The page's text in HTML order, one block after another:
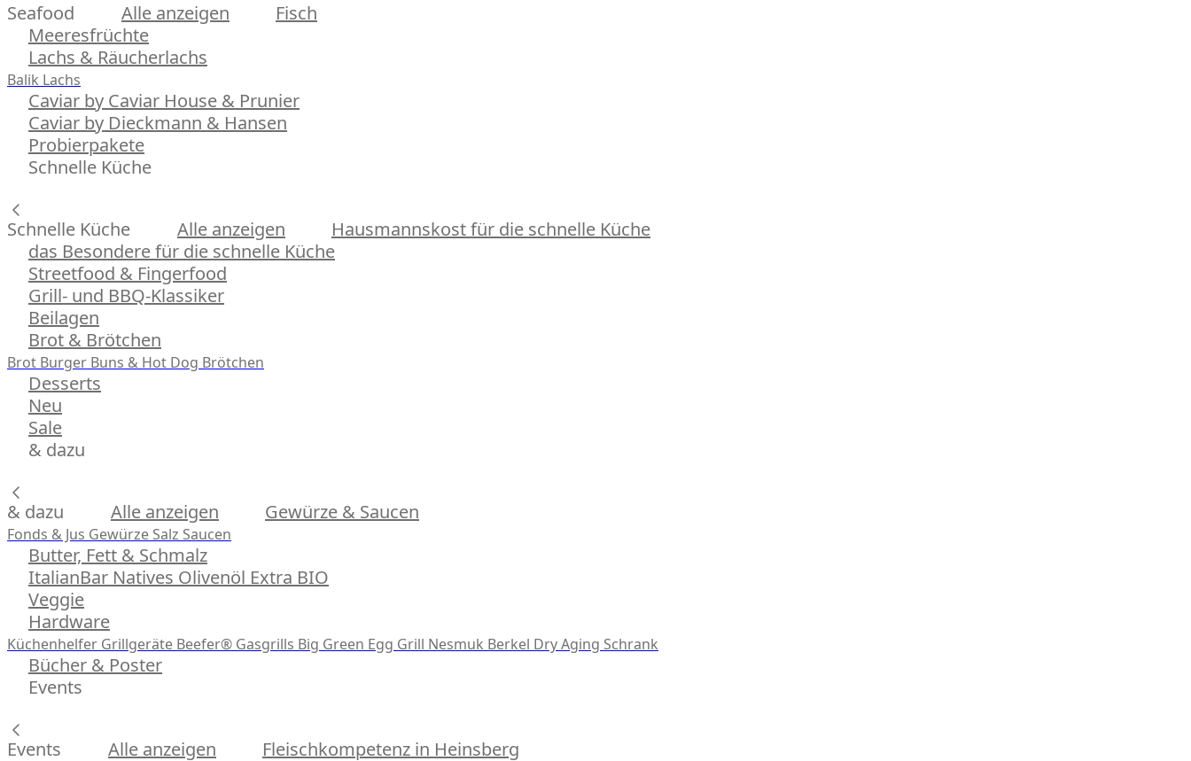
Seafood Alle anzeigen
Fisch
Meeresfrüchte
Lachs & Räucherlachs
Balik Lachs
Caviar by Caviar House & Prunier
Caviar by Dieckmann & Hansen
Probierpakete
Schnelle Küche
Schnelle Küche Alle anzeigen
Hausmannskost für die schnelle Küche
das Besondere für die schnelle Küche
Streetfood & Fingerfood
Grill- und BBQ-Klassiker
Beilagen
Brot & Brötchen
Brot Burger Buns & Hot Dog Brötchen
Desserts
Neu
Sale
& dazu
& dazu Alle anzeigen Gewürze & Saucen
Fonds & Jus Gewürze Salz Saucen
Butter, Fett & Schmalz
ItalianBar Natives Olivenöl Extra BIO
Veggie
Hardware
Küchenhelfer Grillgeräte Beefer® Gasgrills Big Green Egg Grill Nesmuk Berkel Dry Aging Schrank
Bücher & Poster
Events
Events Alle anzeigen
Fleischkompetenz in Heinsberg